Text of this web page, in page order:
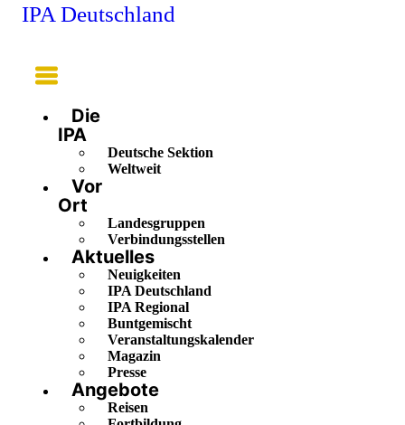
IPA Deutschland
Main
Menu
Die
IPA
Deutsche Sektion
Weltweit
Vor
Ort
Landesgruppen
Verbindungsstellen
Aktuelles
Neuigkeiten
IPA Deutschland
IPA Regional
Buntgemischt
Veranstaltungskalender
Magazin
Presse
Angebote
Reisen